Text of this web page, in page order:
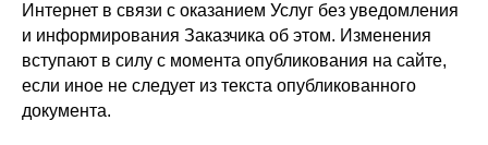
Интернет в связи с оказанием Услуг без уведомления
и информирования Заказчика об этом. Изменения
вступают в силу с момента опубликования на сайте,
если иное не следует из текста опубликованного
документа.